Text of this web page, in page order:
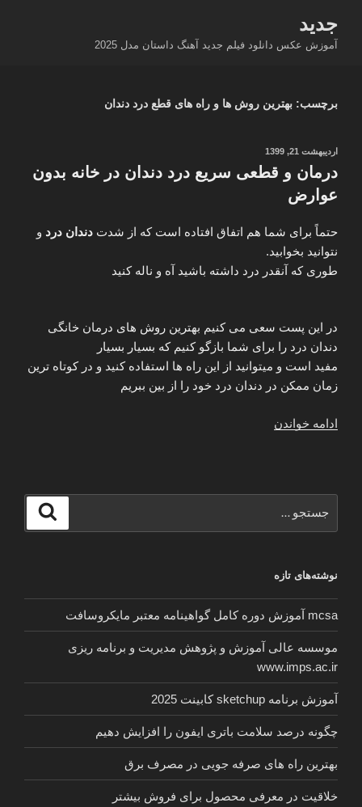
محتوا
جدید
آموزش عکس دانلود فیلم جدید آهنگ داستان مدل 2025
برچسب: بهترین روش ها و راه های قطع درد دندان
نوشته‌شده
اردیبهشت 21, 1399
درمان و قطعی سریع درد دندان در خانه بدون
عوارض
حتماً برای شما هم اتفاق افتاده است که از شدت دندان‌ درد و
نتوانید بخوابید.
طوری که آنقدر درد داشته باشید آه و ناله کنید
در این پست سعی می کنیم بهترین روش های درمان خانگی
دندان درد را برای شما بازگو کنیم که بسیار بسیار
مفید است و میتوانید از این راه ها استفاده کنید و در کوتاه ترین
زمان ممکن در دندان درد خود را از بین ببریم
ادامه خواندن
عوارض”
برای
جستجو
نوشته‌های تازه
mcsa آموزش دوره کامل گواهینامه معتبر مایکروسافت
موسسه عالی آموزش و پژوهش مدیریت و برنامه ریزی
www.imps.ac.ir
آموزش برنامه sketchup کابینت 2025
چگونه درصد سلامت باتری ایفون را افزایش دهیم
بهترین راه های صرفه جویی در مصرف برق
خلاقیت در معرفی محصول برای فروش بیشتر